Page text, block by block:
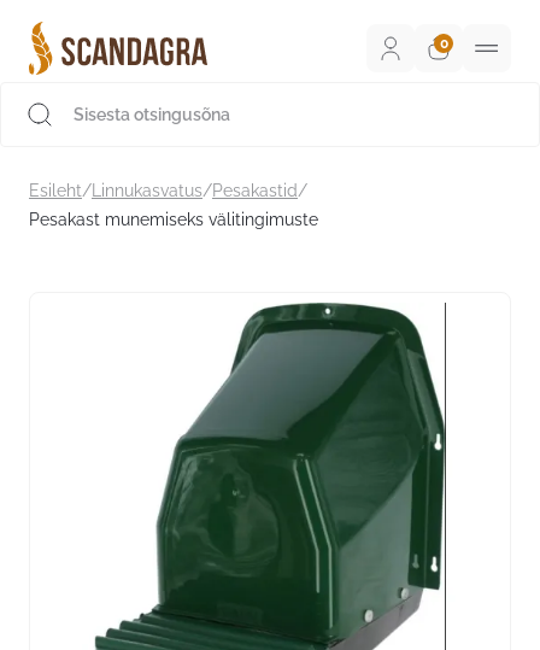
sisu
juurde
Esileht/ Linnukasvatus/Pesakastid/
Pesakast munemiseks välitingimuste